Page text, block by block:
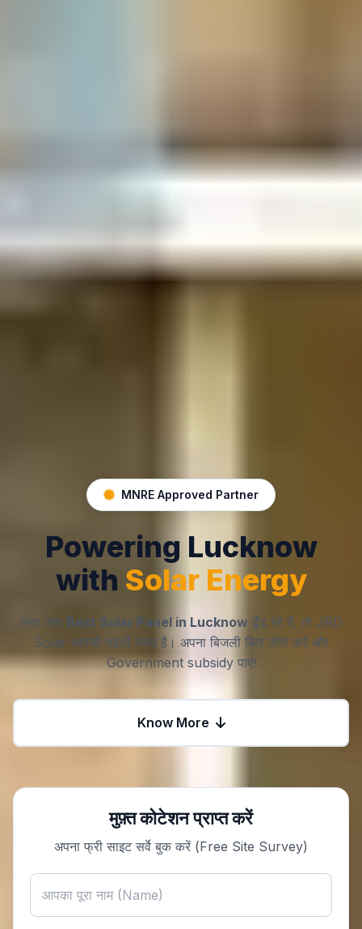
MNRE Approved Partner
Powering Lucknow
with Solar Energy
अगर आप Best Solar Panel in Lucknow ढूँढ रहे हैं, तो JRD
Solar आपकी पहली पसंद है। अपना बिजली बिल जीरो करें और
Government subsidy पाएं!
Know More
मुफ़्त कोटेशन प्राप्त करें
अपना फ्री साइट सर्वे बुक करें (Free Site Survey)